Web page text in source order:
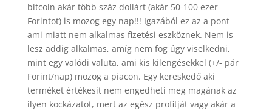
bitcoin akár több száz dollárt (akár 50-100 ezer
Forintot) is mozog egy nap!!! Igazából ez az a pont
ami miatt nem alkalmas fizetési eszköznek. Nem is
lesz addig alkalmas, amíg nem fog úgy viselkedni,
mint egy valódi valuta, ami kis kilengésekkel (+/- pár
Forint/nap) mozog a piacon. Egy kereskedő aki
terméket értékesít nem engedheti meg magának az
ilyen kockázatot, mert az egész profitját vagy akár a